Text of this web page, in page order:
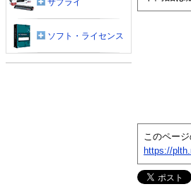
このページ
https://
サプライ
ソフト・ライセンス